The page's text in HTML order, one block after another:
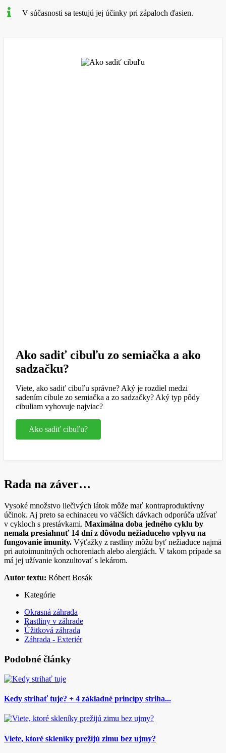
V súčasnosti sa testujú jej účinky pri zápaloch ďasien.
Ako sadiť cibuľu zo semiačka a ako
sadzačku?
Viete, ako sadiť cibuľu správne? Aký je rozdiel medzi
sadením cibule zo semiačka a zo sadzačky? Aký typ pôdy
cibuliam vyhovuje najviac?
Ako sadiť cibuľu?
Rada na záver…
Vysoké množstvo liečivých látok môže mať kontraproduktívny
účinok. Aj preto sa echinaceu vo väčších dávkach odporúča užívať
v cykloch s prestávkami. Maximálna doba jedného cyklu by
nemala presiahnuť 14 dní z dôvodu nežiaduceho vplyvu na
fungovanie imunity. Výťažky z rastliny môžu byť nežiaduce najmä
pri autoimunitných ochoreniach alebo alergiách. V takom prípade sa
má jej užívanie konzultovať s lekárom.
Autor textu: Róbert Bosák
Kategórie
Okrasná záhrada
Rastliny v záhrade
Úžitková záhrada
Záhrada - Exteriér
Podobné články
Kedy strihať tuje? + 4 základné princípy striha...
Viete, ktoré skleníky prežijú zimu bez ujmy?